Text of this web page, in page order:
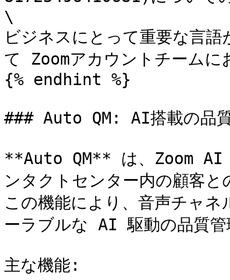
\
ビジネスにとって重要な言
て Zoomアカウントチームに
{% endhint %}
### Auto QM: AI搭載の品
**Auto QM** は、Zoom AI
ンタクトセンター内の顧客
この機能により、音声チャ
ーラブルな AI 駆動の品質管
主な機能: